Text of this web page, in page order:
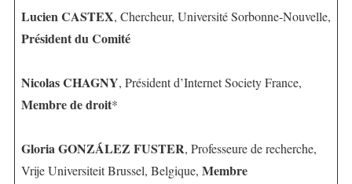
Lucien CASTEX, Chercheur, Université Sorbonne-Nouvelle,
Président du Comité
Nicolas CHAGNY, Président d’Internet Society France,
Membre de droit*
Gloria GONZÁLEZ FUSTER, Professeure de recherche,
Vrije Universiteit Brussel, Belgique, Membre